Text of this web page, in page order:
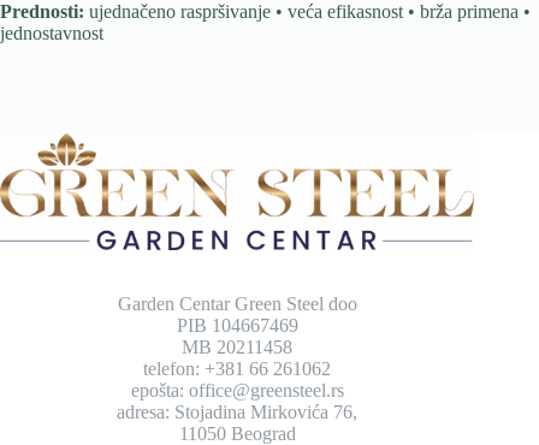
Prednosti: ujednačeno raspršivanje • veća efikasnost • brža primena •
jednostavnost
Garden Centar Green Steel doo
PIB 104667469
MB 20211458
telefon: +381 66 261062
epošta: office@greensteel.rs
adresa: Stojadina Mirkovića 76,
11050 Beograd